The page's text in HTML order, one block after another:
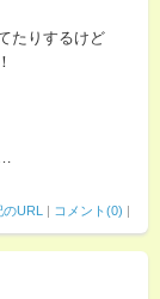
たりするけど
URL | コメント(0) |